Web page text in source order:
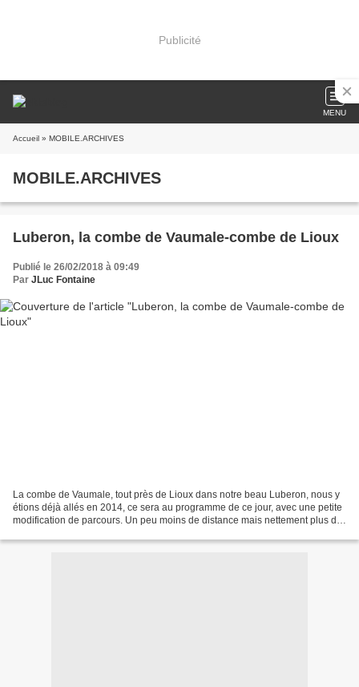
Publicité
MENU
Accueil » MOBILE.ARCHIVES
MOBILE.ARCHIVES
Luberon, la combe de Vaumale-combe de Lioux
Publié le 26/02/2018 à 09:49
Par JLuc Fontaine
La combe de Vaumale, tout près de Lioux dans notre beau Luberon, nous y
étions déjà allés en 2014, ce sera au programme de ce jour, avec une petite
modification de parcours. Un peu moins de distance mais nettement plus de